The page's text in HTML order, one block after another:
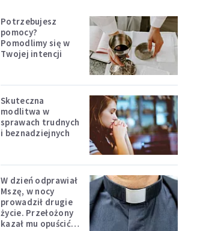
Potrzebujesz
pomocy?
Pomodlimy się w
Twojej intencji
Skuteczna
modlitwa w
sprawach trudnych
i beznadziejnych
W dzień odprawiał
Mszę, w nocy
prowadził drugie
życie. Przełożony
kazał mu opuścić